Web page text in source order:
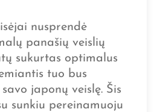
nusprendė
panašių veislių
sukurtas optimalus
tuo bus
japonų veislę. Šis
sunkiu pereinamuoju